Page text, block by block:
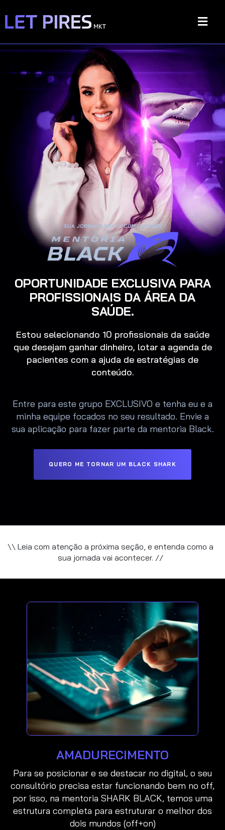
SUA JORNADA SHARK COMEÇA AQUI
OPORTUNIDADE EXCLUSIVA PARA
PROFISSIONAIS DA ÁREA DA
SAÚDE.
Estou selecionando 10 profissionais da saúde
que desejam ganhar dinheiro, lotar a agenda de
pacientes com a ajuda de estratégias de
conteúdo.
Entre para este grupo EXCLUSIVO e tenha eu e a
minha equipe focados no seu resultado. Envie a
sua aplicação para fazer parte da mentoria Black.
QUERO ME TORNAR UM BLACK SHARK
\\ Leia com atenção a próxima seção, e entenda como a
sua jornada vai acontecer. //
AMADURECIMENTO
Para se posicionar e se destacar no digital, o seu
consultório precisa estar funcionando bem no off,
por isso, na mentoria SHARK BLACK, temos uma
estrutura completa para estruturar o melhor dos
dois mundos (off+on)